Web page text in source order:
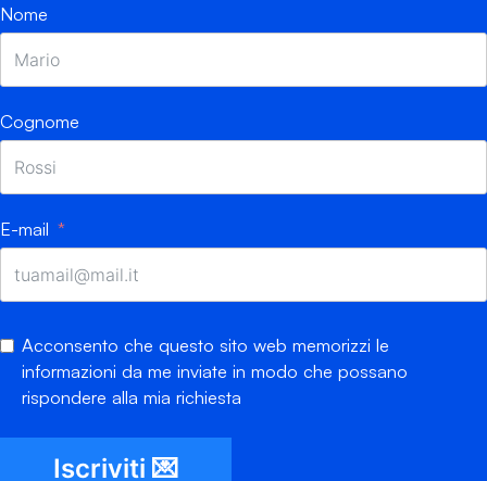
Nome
Cognome
E-mail
Acconsento che questo sito web memorizzi le
informazioni da me inviate in modo che possano
rispondere alla mia richiesta
Iscriviti 💌